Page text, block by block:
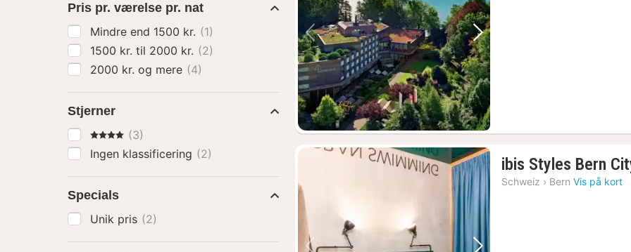
Forrige billede Næste billede
ibis Styles Bern
Schweiz › Bern Vis på kort
Pris pr. værelse pr. nat
Mindre end 1500 kr. (1)
1500 kr. til 2000 kr. (2)
2000 kr. og mere (4)
Stjerner
4 Stjerner
(3)
Ingen klassificering (2)
Specials
Unik pris (2)